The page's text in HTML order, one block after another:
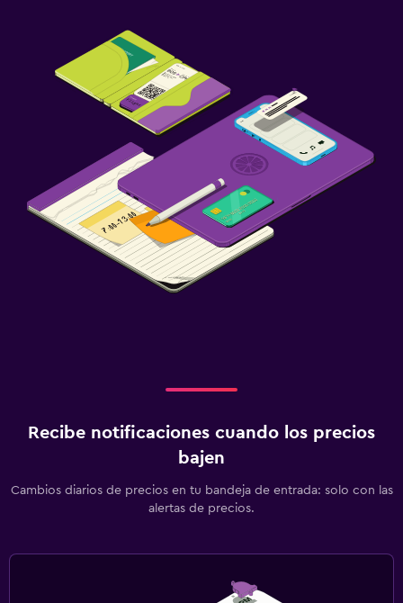
Equipo infantil para zona de juegos al aire libre
Parque infantil
Enchufe cerca de la cama
Perchero
Armario o clóset
Estacionamiento en la calle
Recibe notificaciones cuando los precios
bajen
Cambios diarios de precios en tu bandeja de entrada: solo con las
alertas de precios.